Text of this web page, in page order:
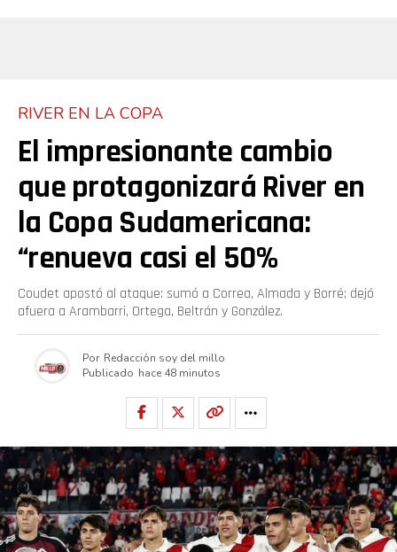
RIVER EN LA COPA
El impresionante cambio
que protagonizará River en
la Copa Sudamericana:
“renueva casi el 50%
Coudet apostó al ataque: sumó a Correa, Almada y Borré; dejó
afuera a Arambarri, Ortega, Beltrán y González.
Por Redacción soy del millo
Publicado hace 48 minutos